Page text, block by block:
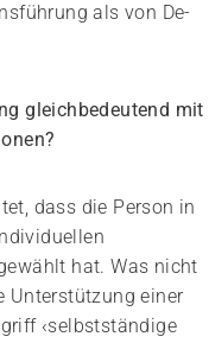
als von De-
gleichbedeutend mit
dass die Person in
hat. Was nicht
Unterstützung einer
‹selbstständige